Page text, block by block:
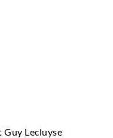
Guy Lecluyse